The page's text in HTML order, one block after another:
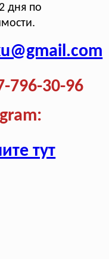
дня по
796-30-96
тут